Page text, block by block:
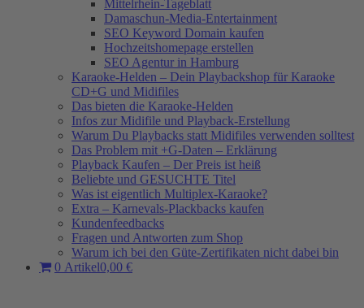
Mittelrhein-Tageblatt
Damaschun-Media-Entertainment
SEO Keyword Domain kaufen
Hochzeitshomepage erstellen
SEO Agentur in Hamburg
Karaoke-Helden – Dein Playbackshop für Karaoke
CD+G und Midifiles
Das bieten die Karaoke-Helden
Infos zur Midifile und Playback-Erstellung
Warum Du Playbacks statt Midifiles verwenden solltest
Das Problem mit +G-Daten – Erklärung
Playback Kaufen – Der Preis ist heiß
Beliebte und GESUCHTE Titel
Was ist eigentlich Multiplex-Karaoke?
Extra – Karnevals-Plackbacks kaufen
Kundenfeedbacks
Fragen und Antworten zum Shop
Warum ich bei den Güte-Zertifikaten nicht dabei bin
0 Artikel0,00 €